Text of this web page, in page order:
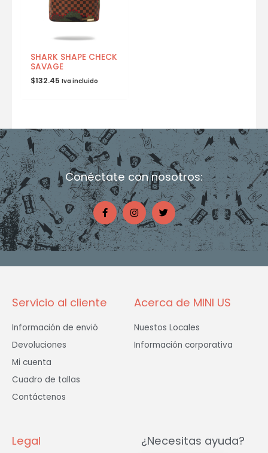
SHARK SHAPE CHECK
SAVAGE
$132.45 Iva incluido
Conéctate con nosotros:
F
a
c
e
b
o
o
I
n
s
t
a
g
r
T
w
i
t
t
e
Servicio al cliente
Información de envió
Devoluciones
Mi cuenta
Cuadro de tallas
Contáctenos
Acerca de MINI US
Nuestos Locales
Información corporativa
Legal ¿Necesitas ayuda?